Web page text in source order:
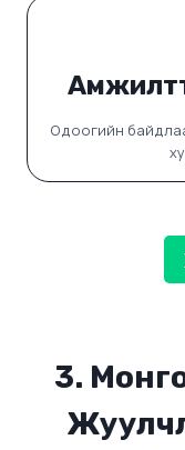
Одоогийн
3.